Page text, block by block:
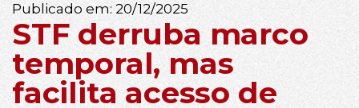
Publicado em: 20/12/2025
STF derruba marco
temporal, mas
facilita acesso de